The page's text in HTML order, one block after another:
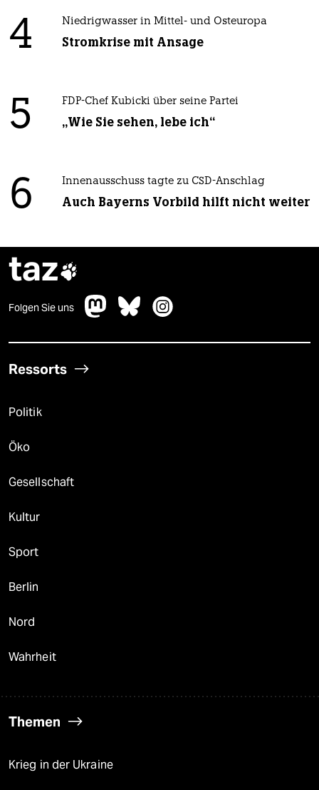
4 Niedrigwasser in Mittel- und Osteuropa
Stromkrise mit Ansage
5 FDP-Chef Kubicki über seine Partei
„Wie Sie sehen, lebe ich“
6 Innenausschuss tagte zu CSD-Anschlag
Auch Bayerns Vorbild hilft nicht weiter
taz
Folgen Sie uns
Ressorts
Politik
Öko
Gesellschaft
Kultur
Sport
Berlin
Nord
Wahrheit
Themen
Krieg in der Ukraine